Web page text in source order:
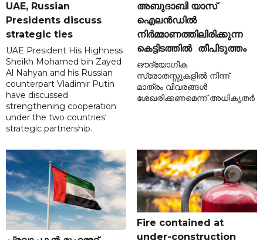
UAE, Russian
Presidents discuss
strategic ties
UAE President His Highness
Sheikh Mohamed bin Zayed
Al Nahyan and his Russian
counterpart Vladimir Putin
have discussed
strengthening cooperation
under the two countries'
strategic partnership.
അബുദാബി യാസ്
ഐലൻഡിൽ
നിർമ്മാണത്തിലിരിക്കുന്ന
കെട്ടിടത്തിൽ തീപിടുത്തം
ഔദ്യോഗിക
സ്രോതസ്സുകളിൽ നിന്ന്
മാത്രം വിവരങ്ങൾ
ശേഖരിക്കണമെന്ന് അധികൃതർ
Fire contained at
under-construction